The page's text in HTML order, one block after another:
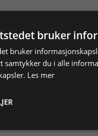
bruker
bruker
samtykker du i alle
Les mer